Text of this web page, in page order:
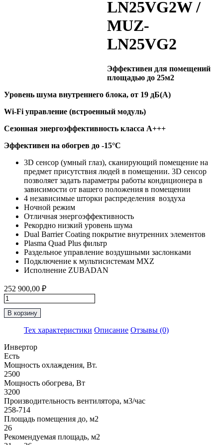
LN25VG2W /
MUZ-
LN25VG2
Эффективен для помещений
площадью до 25м2
Уровень шума внутреннего блока, от 19 дБ(А)
Wi-Fi управление (встроенный модуль)
Сезонная энергоэффективность класса А+++
Эффективен на обогрев до -15°C
3D сенсор (умный глаз), сканирующий помещение на
предмет присутствия людей в помещении. 3D сенсор
позволяет задать параметры работы кондиционера в
зависимости от вашего положения в помещении
4 независимые шторки распределения воздуха
Ночной режим
Отличная энергоэффективность
Рекордно низкий уровень шума
Dual Barrier Coating покрытие внутренних элементов
Plasma Quad Plus фильтр
Раздельное управление воздушными заслонками
Подключение к мультисистемам MXZ
Исполнение ZUBADAN
252 900,00 ₽
Количество
товара
Инверторная
Система
до
25м2
Mitsubishi
Electric
“Серия
Premium"
MSZ-
LN25VG2W
/
MUZ-
LN25VG2
В корзину
Тех характеристики Описание Отзывы (0)
Инвертор
Есть
Мощность охлаждения, Вт.
2500
Мощность обогрева, Вт
3200
Производительность вентилятора, м3/час
258-714
Площадь помещения до, м2
26
Рекомендуемая площадь, м2